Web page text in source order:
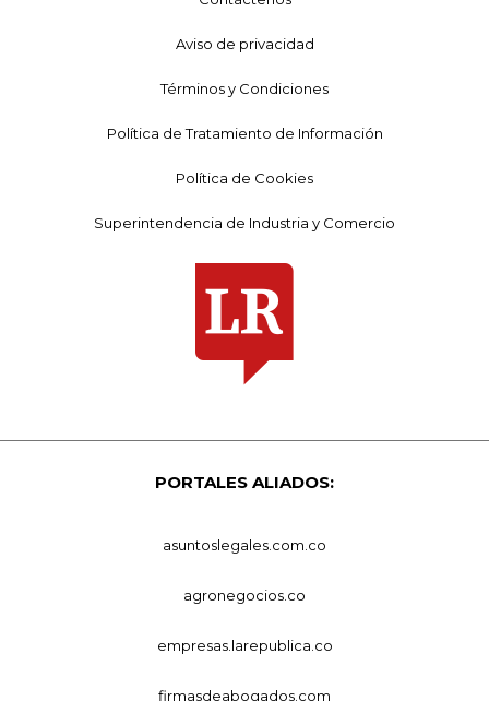
Aviso de privacidad
Términos y Condiciones
Política de Tratamiento de Información
Política de Cookies
Superintendencia de Industria y Comercio
PORTALES ALIADOS:
asuntoslegales.com.co
agronegocios.co
empresas.larepublica.co
firmasdeabogados.com